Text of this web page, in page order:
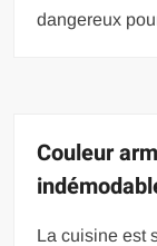
dangereux
Couleur
La cuisine est